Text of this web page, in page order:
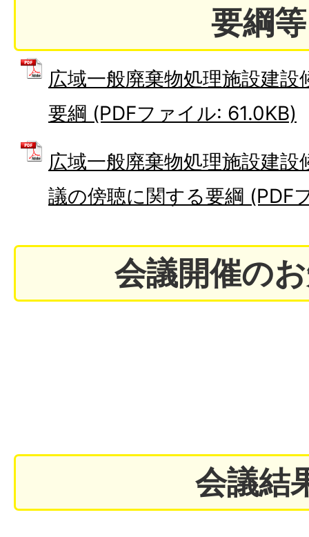
要綱等
広域一般廃棄物処理施設建設
要綱 (PDFファイル: 61.0KB)
広域一般廃棄物処理施設建
議の傍聴に関する要綱 (PDF
会議開催の
会議結